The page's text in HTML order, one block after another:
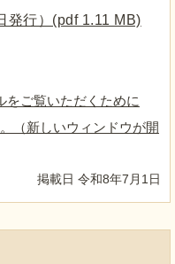
発行）(pdf 1.11 MB)
をご覧いただくために
（新しいウィンドウが開
掲載日 令和8年7月1日